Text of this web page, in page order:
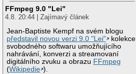
FFmpeg 9.0 "Lei"
4.8. 20:44 | Zajímavý článek
Jean-Baptiste Kempf na svém blogu
představil novou verzi 9.0 "Lei"
kolekce
svobodného softwaru umožňujícího
nahrávání, konverzi a streamovaní
digitálního zvuku a obrazu FFmpeg
(Wikipedie ).